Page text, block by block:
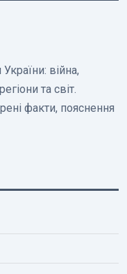
війна,
та світ.
факти, пояснення